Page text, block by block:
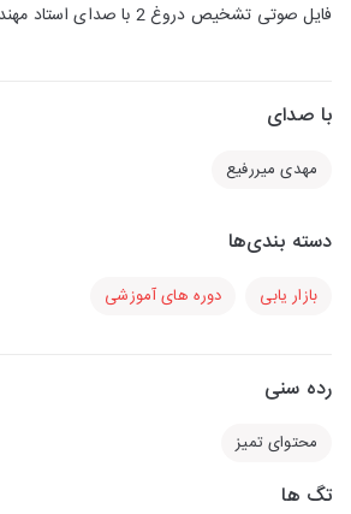
فایل صوتی تشخیص دروغ 2 با صدای استاد مهندس مهدی میررفیع
با صدای
مهدی میررفیع
دسته بندی‌ها
بازار یابی دوره های آموزشی
رده سنی
محتوای تمیز
تگ ها